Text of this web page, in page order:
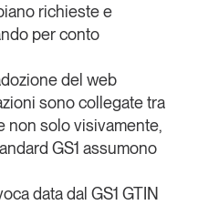
richieste e
per conto
del web
sono collegate tra
non solo visivamente,
GS1 assumono
data dal GS1 GTIN